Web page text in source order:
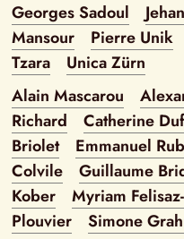
Georges Sadoul
Mansour
Pierre Unik
Tzara
Unica Zürn
Alain Mascarou
Richard
Catherine
Briolet
Emmanuel
Colvile
Guillaume
Kober
Myriam
Plouvier
Simone